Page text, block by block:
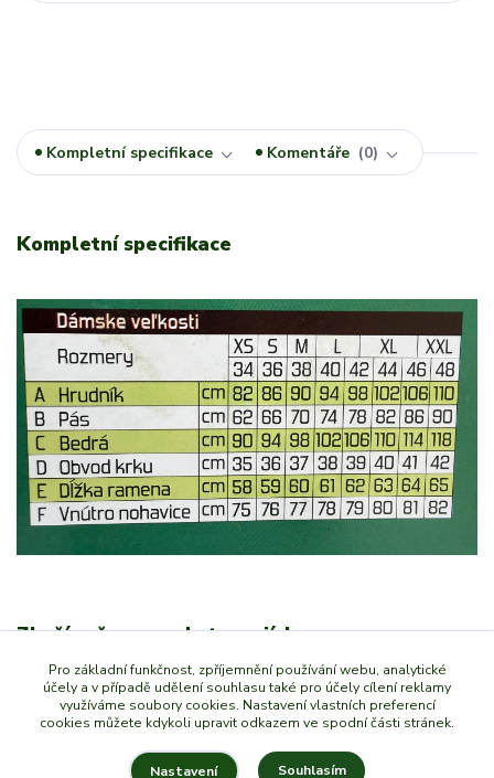
Kompletní specifikace Komentáře 0
Kompletní specifikace
Zboží zařazeno v kategoriích
Myslivecké a lovecké oděvy
Dámské košile
Pro základní funkčnost, zpříjemnění používání webu, analytické
účely a v případě udělení souhlasu také pro účely cílení reklamy
využíváme soubory cookies. Nastavení vlastních preferencí
cookies můžete kdykoli upravit odkazem ve spodní části stránek.
Nastavení Souhlasím